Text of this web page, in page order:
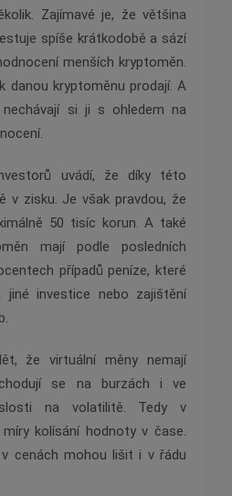
Zajímavé je, že většina
spíše krátkodobě a sází
menších kryptoměn.
danou kryptoměnu prodají. A
si ji s ohledem na
uvádí, že díky této
v zisku. Je však pravdou, že
50 tisíc korun. A také
mají podle posledních
případů peníze, které
jiné investice nebo zajištění
že virtuální měny nemají
se na burzách i ve
na volatilitě. Tedy v
kolísání hodnoty v čase.
cenách mohou lišit i v řádu